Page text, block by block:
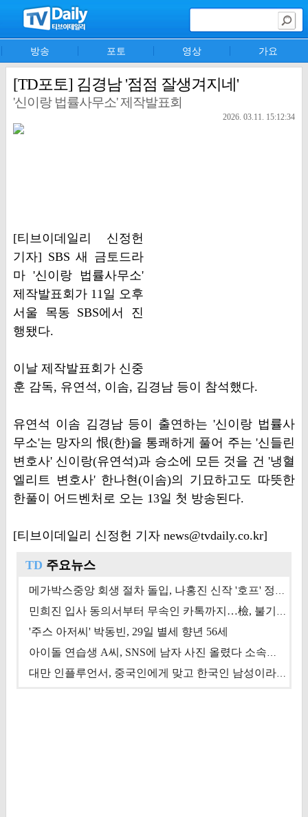
방송 포토 영상 가요
[TD포토] 김경남 '점점 잘생겨지네'
'신이랑 법률사무소' 제작발표회
2026. 03.11. 15:12:34
[티브이데일리 신정헌
기자] SBS 새 금토드라
마 '신이랑 법률사무소'
제작발표회가 11일 오후
서울 목동 SBS에서 진
행됐다.
이날 제작발표회가 신중
훈 감독, 유연석, 이솜, 김경남 등이 참석했다.
유연석 이솜 김경남 등이 출연하는 '신이랑 법률사
무소'는 망자의 恨(한)을 통쾌하게 풀어 주는 '신들린
변호사' 신이랑(유연석)과 승소에 모든 것을 건 '냉혈
엘리트 변호사' 한나현(이솜)의 기묘하고도 따뜻한
한풀이 어드벤처로 오는 13일 첫 방송된다.
[티브이데일리 신정헌 기자 news@tvdaily.co.kr]
TD 주요뉴스
메가박스중앙 회생 절차 돌입, 나홍진 신작 '호프' 정상 개봉에 쏠린 시선 [상반기 결산 기획]
민희진 입사 동의서부터 무속인 카톡까지…檢, 불기소 처분 근거들 [이슈&톡]
'주스 아저씨' 박동빈, 29일 별세 향년 56세
아이돌 연습생 A씨, SNS에 남자 사진 올렸다 소속사 퇴출
대만 인플루언서, 중국인에게 맞고 한국인 남성이라 진술 '후폭풍'